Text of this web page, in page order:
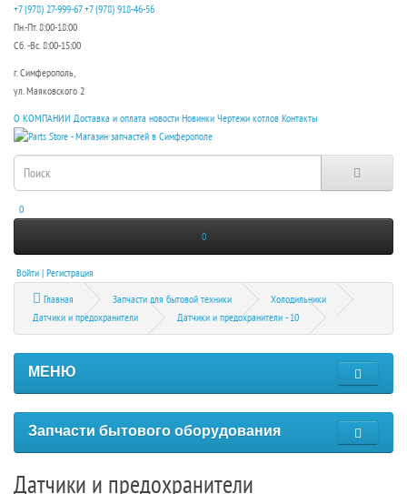
+7 (978) 27-999-67 +7 (978) 918-46-56
Пн.-Пт. 8:00-18:00
Сб. -Вс. 8:00-15:00
г. Симферополь,
ул. Маяковского 2
О КОМПАНИИ Доставка и оплата новости Новинки Чертежи котлов Контакты
0
0
Войти | Регистрация
Главная
Запчасти для бытовой техники
Холодильники
Датчики и предохранители
Датчики и предохранители - 10
МЕНЮ
Запчасти бытового оборудования
Датчики и предохранители